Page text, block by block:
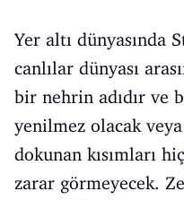
Yer altı dünyasında
canlılar dünyası
bir nehrin adıdır ve
yenilmez olacak
dokunan kısımları
zarar görmeyecek.